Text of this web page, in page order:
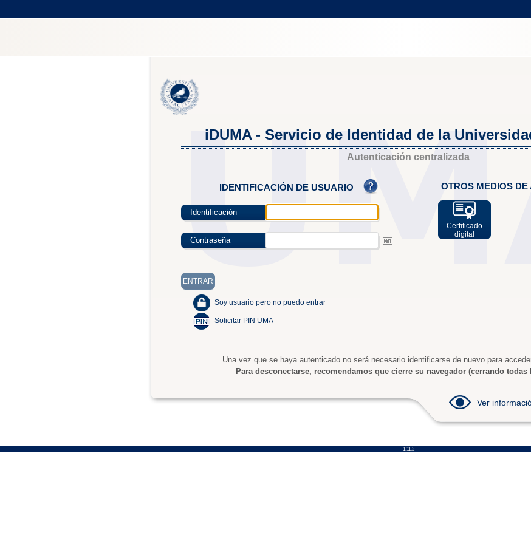
iDUMA - Servicio de Identidad de la
Autenticación centralizada
IDENTIFICACIÓN DE USUARIO
Identificación
Contraseña
Soy usuario pero no puedo entrar
Solicitar PIN UMA
OTROS MEDIOS
Certificado
digital
Una vez que se haya autenticado no será necesario identificarse de nuevo para
Para desconectarse, recomendamos que cierre su navegador (cerrando todas
Ver
1.11.2